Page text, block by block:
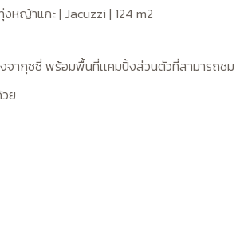
งหญ้าแกะ | Jacuzzi | 124 m2
จากุซซี่ พร้อมพื้นที่เเคมปิ้งส่วนตัวที่สามารถชม
ย